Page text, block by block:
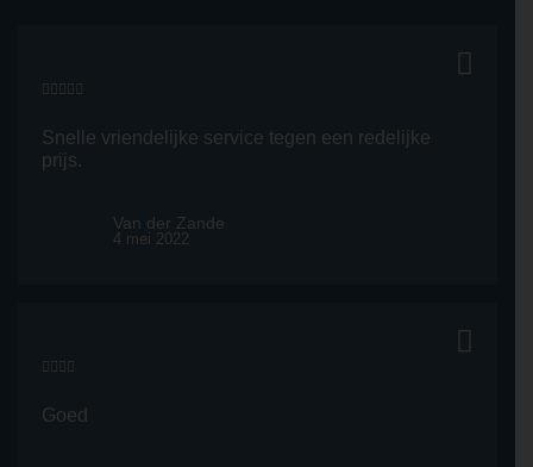
Snelle vriendelijke service tegen een redelijke
prijs.
Van der Zande
4 mei 2022
Goed